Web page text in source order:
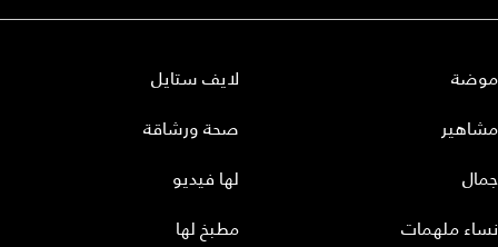
موضة
مشاهير
جمال
نساء ملهمات
لايف ستايل
صحة ورشاقة
لها فيديو
مطبخ لها